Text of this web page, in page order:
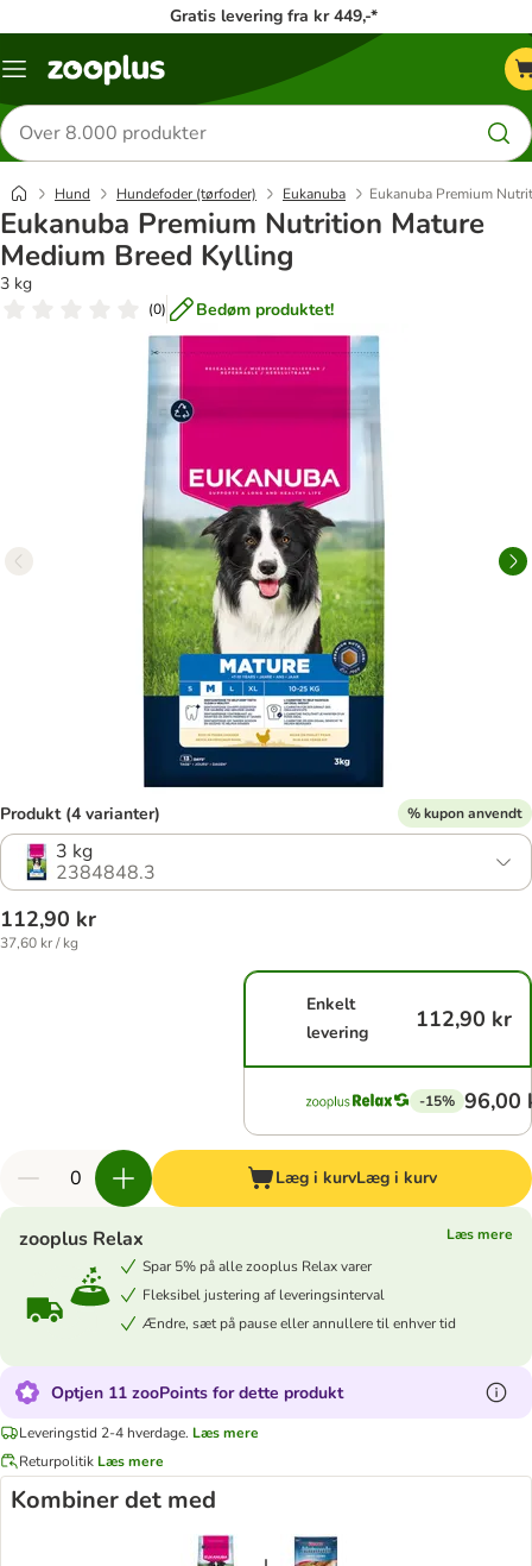
Gratis levering fra kr 449,-*
Menu
Søg
efter
produkter
Hund Hundefoder (tørfoder) Eukanuba Eukanuba Premium
Eukanuba Premium Nutrition Mature
Medium Breed Kylling
3 kg
(0) Bedøm produktet!
Produkt (4 varianter) % kupon anvendt
3 kg
2384848.3
112,90 kr
37,60 kr / kg
Enkelt
levering
112,90 kr
-15% 96,00
Læg i kurvLæg i kurv
zooplus Relax
Læs mere
Spar 5% på alle zooplus Relax varer
Fleksibel justering af leveringsinterval
Ændre, sæt på pause eller annullere til enhver tid
Optjen 11 zooPoints for dette produkt
Leveringstid 2-4 hverdage. Læs mere
Returpolitik Læs mere
Kombiner det med